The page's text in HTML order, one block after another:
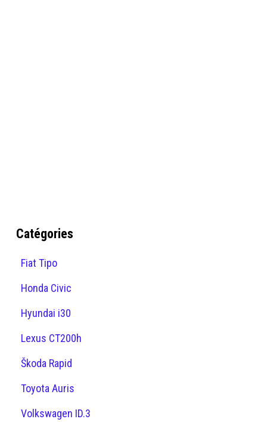
Catégories
Fiat Tipo
Honda Civic
Hyundai i30
Lexus CT200h
Škoda Rapid
Toyota Auris
Volkswagen ID.3